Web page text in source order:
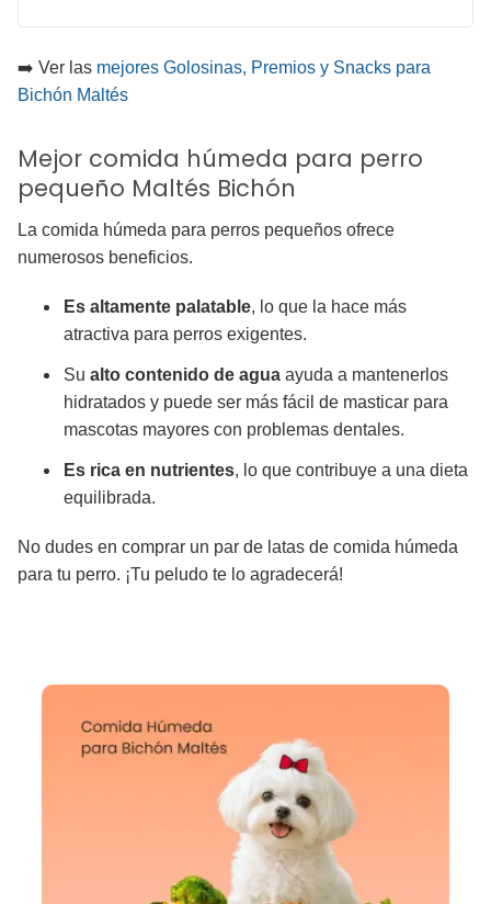
➡️ Ver las mejores Golosinas, Premios y Snacks para
Bichón Maltés
Mejor comida húmeda para perro
pequeño Maltés Bichón
La comida húmeda para perros pequeños ofrece
numerosos beneficios.
Es altamente palatable, lo que la hace más
atractiva para perros exigentes.
Su alto contenido de agua ayuda a mantenerlos
hidratados y puede ser más fácil de masticar para
mascotas mayores con problemas dentales.
Es rica en nutrientes, lo que contribuye a una dieta
equilibrada.
No dudes en comprar un par de latas de comida húmeda
para tu perro. ¡Tu peludo te lo agradecerá!